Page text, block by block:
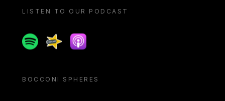
LISTEN TO OUR PODCAST
SpotifySpreakerApple podcast
BOCCONI SPHERES